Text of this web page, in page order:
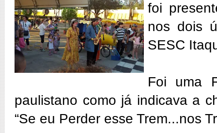
foi
nos dois
SESC
Foi uma
paulistano como já indicava a
“Se eu Perder esse Trem...nos